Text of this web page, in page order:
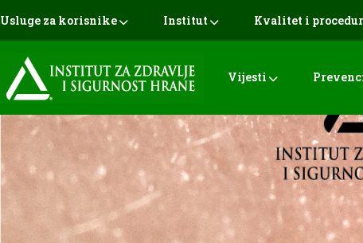
Usluge za korisnike Institut Kvalitet i
Vijesti